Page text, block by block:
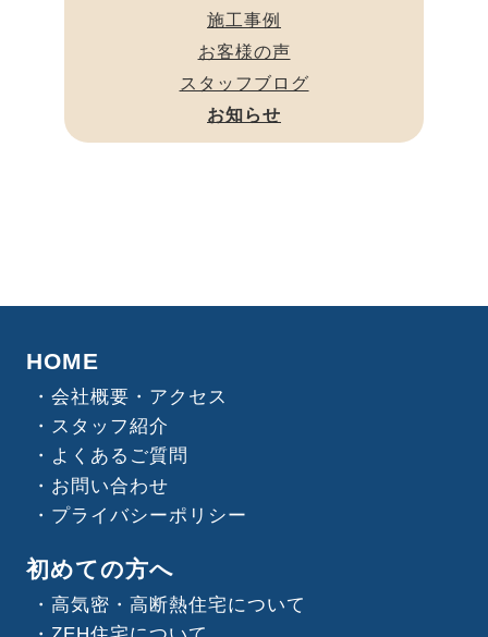
施工事例
お客様の声
スタッフブログ
お知らせ
HOME
会社概要・アクセス
スタッフ紹介
よくあるご質問
お問い合わせ
プライバシーポリシー
初めての方へ
高気密・高断熱住宅について